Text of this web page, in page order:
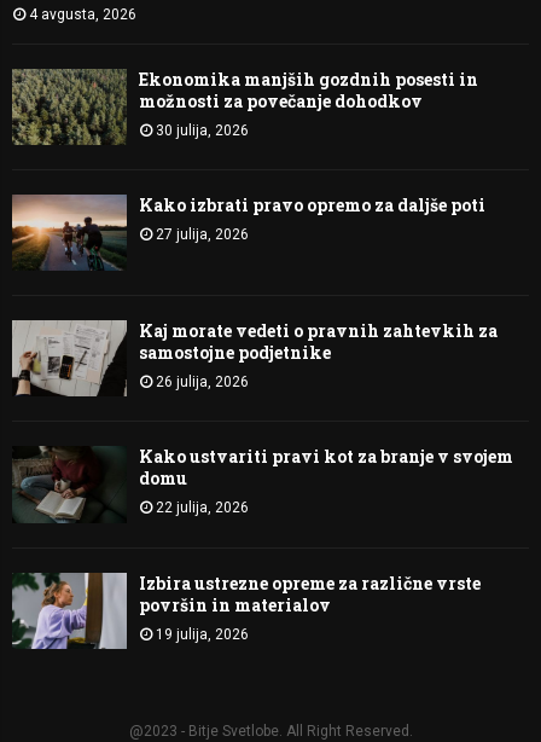
4 avgusta, 2026
Ekonomika manjših gozdnih posesti in
možnosti za povečanje dohodkov
30 julija, 2026
Kako izbrati pravo opremo za daljše poti
27 julija, 2026
Kaj morate vedeti o pravnih zahtevkih za
samostojne podjetnike
26 julija, 2026
Kako ustvariti pravi kot za branje v svojem
domu
22 julija, 2026
Izbira ustrezne opreme za različne vrste
površin in materialov
19 julija, 2026
@2023 - Bitje Svetlobe. All Right Reserved.